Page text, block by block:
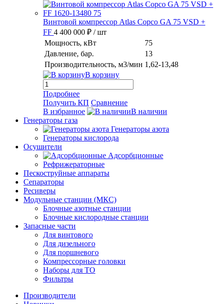
Винтовой компрессор Atlas Copco GA 75 VSD +
FF 4 400 000 ₽ / шт
Мощность, кВт
75
Давление, бар.
13
Производительность, м3/мин 1,62-13,48
В корзину
Подробнее
Получить КП Сравнение
В избранное
В наличии
Генераторы газа
Генераторы азота
Генераторы кислорода
Осушители
Адсорбционные
Рефрижераторные
Пескоструйные аппараты
Сепараторы
Ресиверы
Модульные станции (МКС)
Блочные азотные станции
Блочные кислородные станции
Запасные части
Для винтового
Для дизельного
Для поршневого
Компрессорные головки
Наборы для ТО
Фильтры
Производители